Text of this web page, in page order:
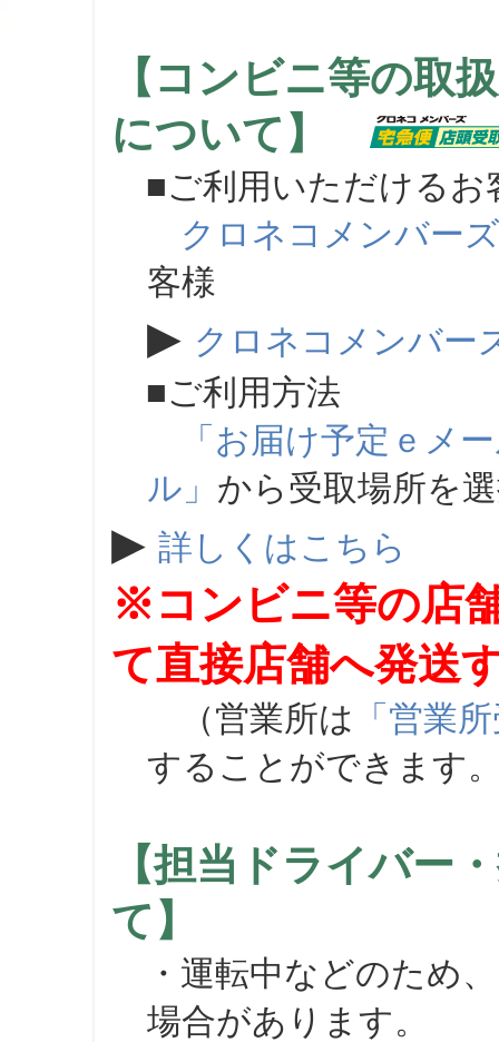
【コンビニ等の取
について】
■ご利用いただけるお
クロネコメンバーズ
客様
▶ クロネコメンバー
■ご利用方法
「お届け予定ｅメ
ル」 から受取場所を
▶ 詳しくはこちら
※コンビニ等の店
て直接店舗へ発送
（営業所は 「営業
することができます
【担当ドライバー
て】
・運転中などのため
場合があります。